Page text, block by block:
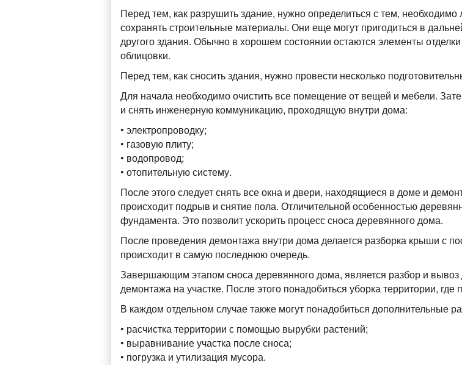
Перед тем, как разрушить здание, нужно определиться с тем, необходимо
сохранять строительные материалы. Они еще могут пригодиться в
другого здания. Обычно в хорошем состоянии остаются элементы
облицовки.
Перед тем, как сносить здания, нужно провести несколько
Для начала необходимо очистить все помещение от вещей и мебели.
и снять инженерную коммуникацию, проходящую внутри дома:
• электропроводку;
• газовую плиту;
• водопровод;
• отопительную систему.
После этого следует снять все окна и двери, находящиеся в доме и
происходит подрыв и снятие пола. Отличительной особенностью
фундамента. Это позволит ускорить процесс сноса деревянного дома.
После проведения демонтажа внутри дома делается разборка крыши с
происходит в самую последнюю очередь.
Завершающим этапом сноса деревянного дома, является разбор и вывоз
демонтажа на участке. После этого понадобиться уборка территории, где
В каждом отдельном случае также могут понадобиться дополнительные
• расчистка территории с помощью вырубки растений;
• выравнивание участка после сноса;
• погрузка и утилизация мусора.